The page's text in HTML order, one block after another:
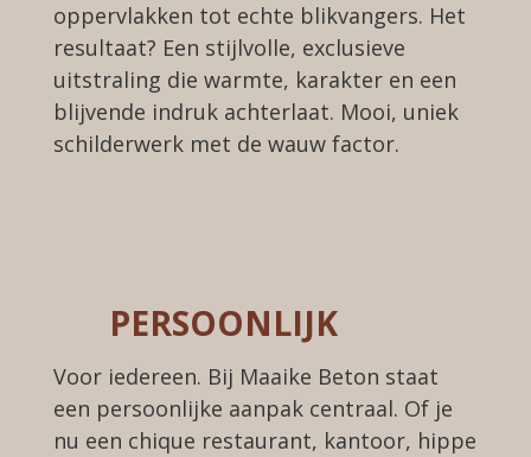
oppervlakken tot echte blikvangers. Het
resultaat? Een stijlvolle, exclusieve
uitstraling die warmte, karakter en een
blijvende indruk achterlaat. Mooi, uniek
schilderwerk met de wauw factor.
PERSOONLIJK
Voor iedereen. Bij Maaike Beton staat
een persoonlijke aanpak centraal. Of je
nu een chique restaurant, kantoor, hippe